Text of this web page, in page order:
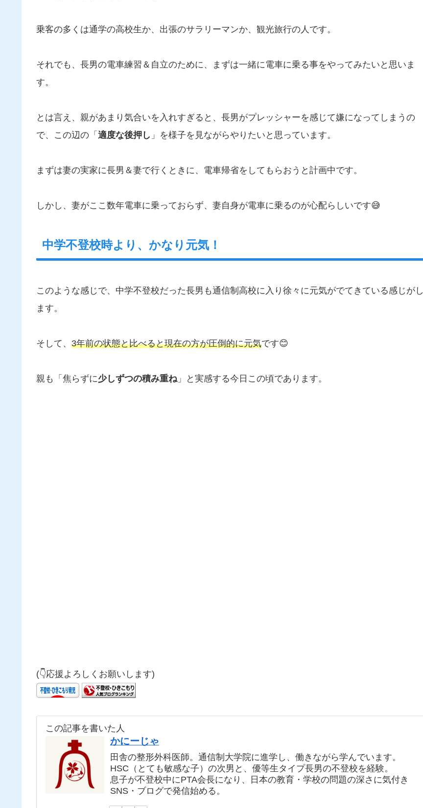
乗客の多くは通学の高校生か、出張のサラリーマンか、観光旅行の人です。
それでも、長男の電車練習＆自立のために、まずは一緒に電車に乗る事をやってみたいと思いま
す。
とは言え、親があまり気合いを入れすぎると、長男がプレッシャーを感じて嫌になってしまうの
で、この辺の「 適度な後押し 」を様子を見ながらやりたいと思っています。
まずは妻の実家に長男＆妻で行くときに、電車帰省をしてもらおうと計画中です。
しかし、妻がここ数年電車に乗っておらず、妻自身が電車に乗るのが心配らしいです😅
中学不登校時より、かなり元気！
このような感じで、中学不登校だった長男も通信制高校に入り徐々に元気がでてきている感じがし
ます。
そして、 3年前の状態と比べると現在の方が圧倒的に元気です😊
親も「焦らずに少しずつの積み重ね」と実感する今日この頃であります。
(👇応援よろしくお願いします)
この記事を書いた人
かにーじゃ
田舎の整形外科医師。通信制大学院に進学し、働きながら学んでいます。
HSC（とても敏感な子）の次男と、優等生タイプ長男の不登校を経験。
息子が不登校中にPTA会長になり、日本の教育・学校の問題の深さに気付き
SNS・ブログで発信始める。